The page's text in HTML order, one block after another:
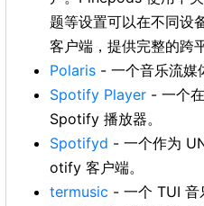
题等设置可以在不同设
客户端，提供完整的跨
Polaris - 一个音乐流媒
Spotify Player - 一个
Spotify 播放器。
Spotifyd - 一个作为
otify 客户端。
termusic - 一个 TUI 音